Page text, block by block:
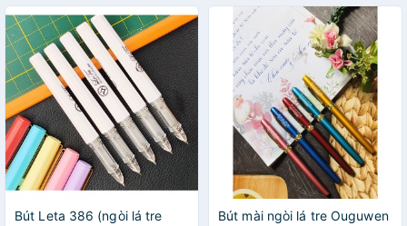
Bút Leta 386 (ngòi lá tre
Bút mài ngòi lá tre Ouguwen